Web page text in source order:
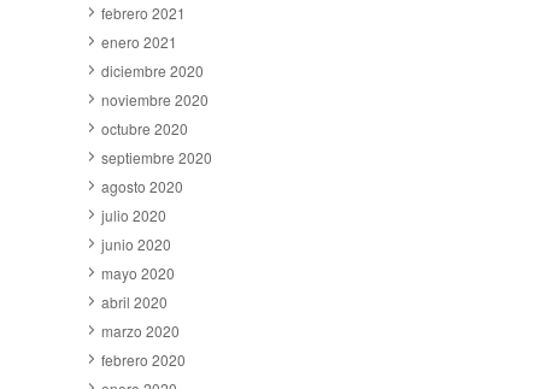
febrero 2021
enero 2021
diciembre 2020
noviembre 2020
octubre 2020
septiembre 2020
agosto 2020
julio 2020
junio 2020
mayo 2020
abril 2020
marzo 2020
febrero 2020